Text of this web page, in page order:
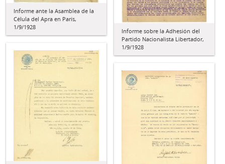
Informe ante la Asamblea de la
Célula del Apra en París,
1/9/1928
Informe sobre la Adhesión del
Partido Nacionalista Libertador,
1/9/1928